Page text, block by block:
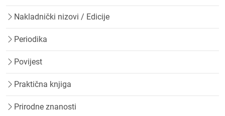
Nakladnički nizovi / Edicije
Periodika
Povijest
Praktična knjiga
Prirodne znanosti